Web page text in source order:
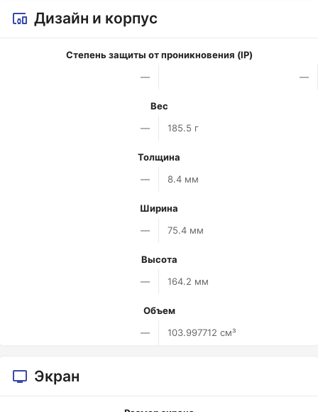
Дизайн и корпус
Степень защиты от проникновения (IP)
—
—
Вес
—
185.5 г
Толщина
—
8.4 мм
Ширина
—
75.4 мм
Высота
—
164.2 мм
Объем
—
103.997712 см³
Экран